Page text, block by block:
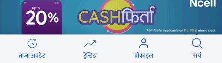
रास्वपा सांसद ढकाल भन्छन्- सिंहदरबारको नाम फेरौं,
अनामनगर दरबार राखौं
ताजा अपडेट ट्रेन्डिङ प्रोफाइल सर्च